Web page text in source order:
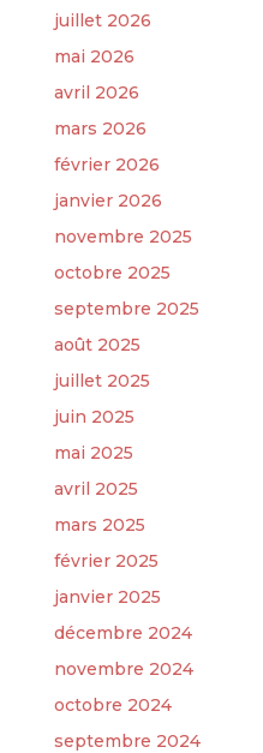
juillet 2026
mai 2026
avril 2026
mars 2026
février 2026
janvier 2026
novembre 2025
octobre 2025
septembre 2025
août 2025
juillet 2025
juin 2025
mai 2025
avril 2025
mars 2025
février 2025
janvier 2025
décembre 2024
novembre 2024
octobre 2024
septembre 2024